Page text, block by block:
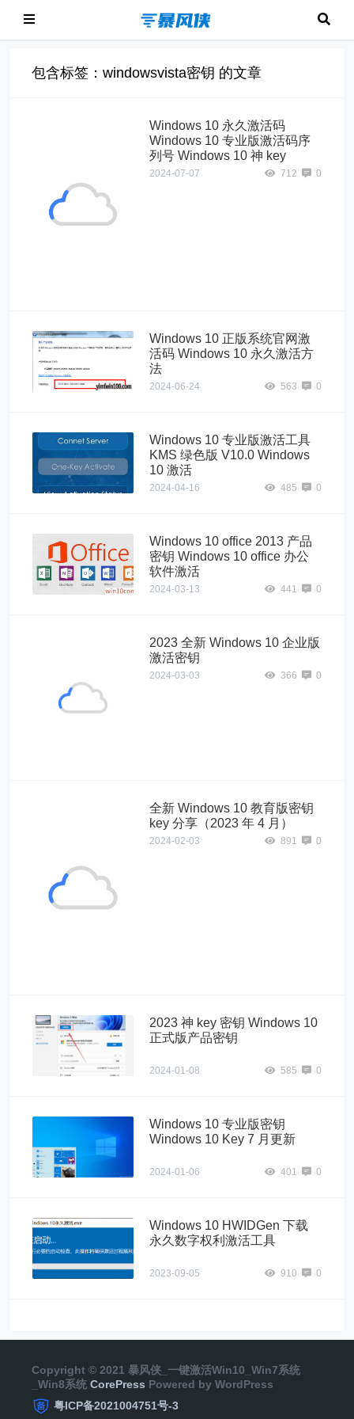
包含标签：windowsvista密钥 的文章
Windows10"
alt="Windows 10
永久激活码
Windows 10 永久激活码
Windows 10 专业版激活码序
列号 Windows 10 神 key
2024-07-07 712 0
Windows 10 正版系统官网激
活码 Windows 10 永久激活方
法
2024-06-24 563 0
Windows 10 专业版激活工具
KMS 绿色版 V10.0 Windows
10 激活
2024-04-16 485 0
Windows 10 office 2013 产品
密钥 Windows 10 office 办公
软件激活
2024-03-13 441 0
wins10"
alt="2023 全新
2023 全新 Windows 10 企业版
激活密钥
2024-03-03 366 0
Windows10"
alt="全新
全新 Windows 10 教育版密钥
key 分享（2023 年 4 月）
2024-02-03 891 0
2023 神 key 密钥 Windows 10
正式版产品密钥
2024-01-08 585 0
Windows 10 专业版密钥
Windows 10 Key 7 月更新
2024-01-06 401 0
Windows 10 HWIDGen 下载
永久数字权利激活工具
2023-09-05 910 0
Copyright © 2021 暴风侠_一键激活Win10_Win7系统
_Win8系统 CorePress Powered by WordPress
粤ICP备2021004751号-3